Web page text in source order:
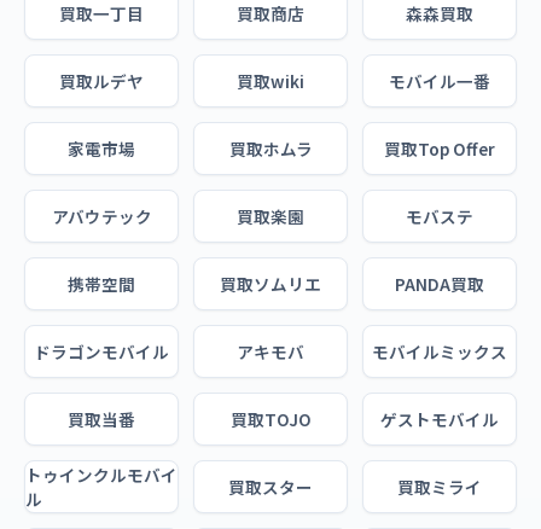
買取一丁目 買取商店 森森買取
買取ルデヤ 買取wiki モバイル一番
家電市場 買取ホムラ 買取Top Offer
アバウテック 買取楽園 モバステ
携帯空間 買取ソムリエ PANDA買取
ドラゴンモバイル アキモバ モバイルミックス
買取当番 買取TOJO ゲストモバイル
トゥインクルモバイ
ル
買取スター 買取ミライ